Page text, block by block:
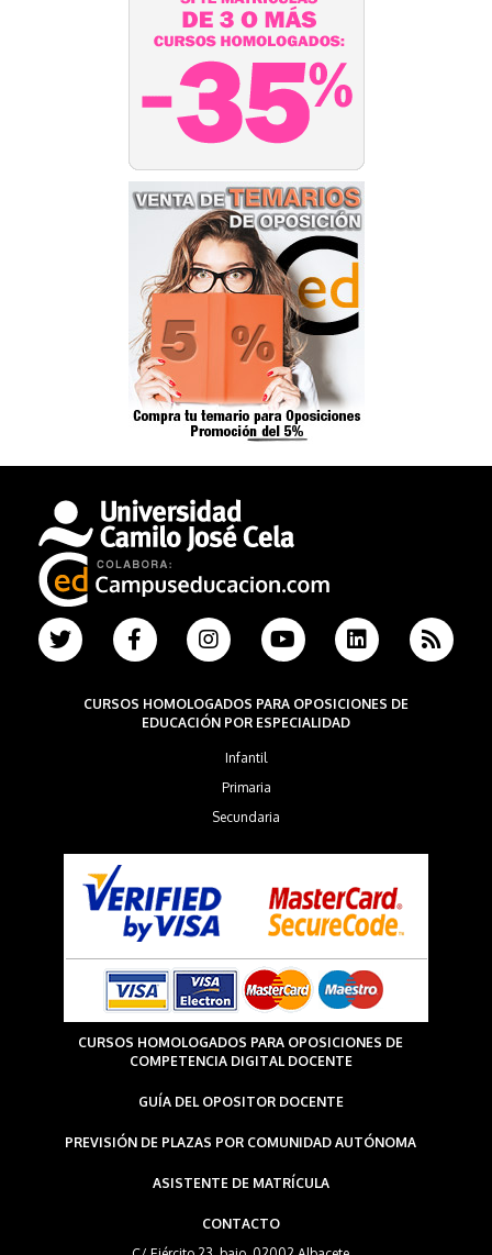
CURSOS HOMOLOGADOS PARA OPOSICIONES DE
EDUCACIÓN POR ESPECIALIDAD
Infantil
Primaria
Secundaria
CURSOS HOMOLOGADOS PARA OPOSICIONES DE
COMPETENCIA DIGITAL DOCENTE
GUÍA DEL OPOSITOR DOCENTE
PREVISIÓN DE PLAZAS POR COMUNIDAD AUTÓNOMA
ASISTENTE DE MATRÍCULA
CONTACTO